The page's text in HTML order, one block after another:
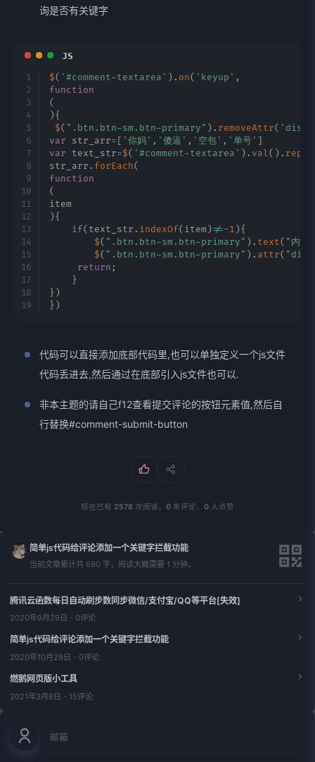
询是否有关键字
$( '#comment-textarea' ) . on( 'keyup' ,
function
(
){
$( ".btn.btn-sm.btn-primary" ) . removeAttr(
var str_arr= [ '你妈' , '傻逼' , '空包' , '单号' ]
var text_str=$( '#comment-textarea' ) . val( ) .
str_arr . forEach(
function
(
item
){
if( text_str . indexOf( item )!=-1 ){
$( ".btn.btn-sm.btn-primary" ) . text( "内容
$( ".btn.btn-sm.btn-primary" ) . attr(
return ;
}
} )
} )
代码可以直接添加底部代码里,也可以单独定义一个js文件
代码丢进去,然后通过在底部引入js文件也可以.
非本主题的请自己f12查看提交评论的按钮元素值,然后自
行替换#comment-submit-button
现在已有 2578 次阅读， 0 条评论， 0 人点赞
简单js代码给评论添加一个关键字拦截功能
当前文章累计共 690 字，阅读大概需要 1 分钟。
腾讯云函数每日自动刷步数同步微信/支付宝/QQ等平台[失效]
2020年9月29日 - 0评论
简单js代码给评论添加一个关键字拦截功能
2020年10月29日 - 0评论
燃鹅网页版小工具
2021年3月8日 - 15评论